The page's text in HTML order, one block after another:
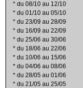
* du 08/10 au 12/10
* du 01/10 au 05/10
* du 23/09 au 28/09
* du 16/09 au 22/09
* du 25/06 au 30/06
* du 18/06 au 22/06
* du 10/06 au 15/06
* du 04/06 au 08/06
* du 28/05 au 01/06
* du 21/05 au 25/05